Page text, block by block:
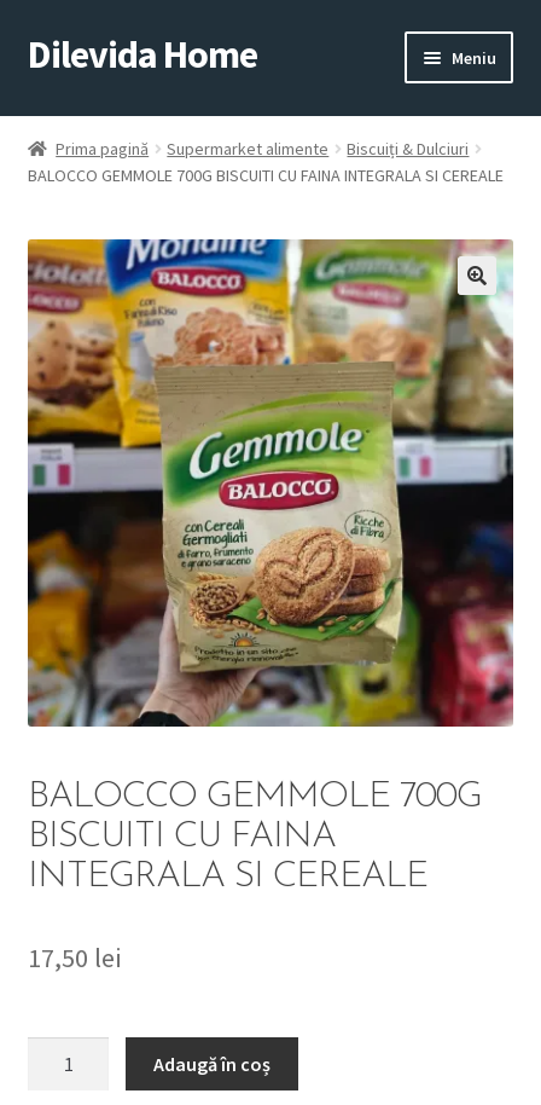
Sari
la
Sari
la
Dilevida Home Meniu
COPII
JUCARII
ROYALTY
LINE
DETERGENT
SOLUȚII CURĂȚENIE
ÎNGRIJIRE
PERSONALĂ
Prima pagină Supermarket alimente
Biscuiți & Dulciuri
BALOCCO GEMMOLE 700G BISCUITI CU FAINA INTEGRALA SI CEREALE
BALOCCO GEMMOLE 700G
BISCUITI CU FAINA
INTEGRALA SI CEREALE
17,50 lei
Adaugă în coș